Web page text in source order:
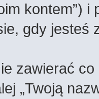
kontem”)
gdy jesteś
zawierać
„Twoją